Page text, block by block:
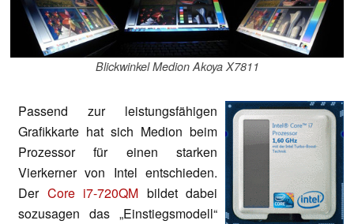
Blickwinkel Medion Akoya X7811
Passend zur leistungsfähigen
Grafikkarte hat sich Medion beim
Prozessor für einen starken
Vierkerner von Intel entschieden.
Der Core i7-720QM bildet dabei
sozusagen das „Einstiegsmodell“